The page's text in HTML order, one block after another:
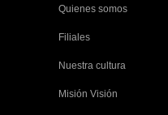
Quienes somos
Filiales
Nuestra cultura
Misión Visión